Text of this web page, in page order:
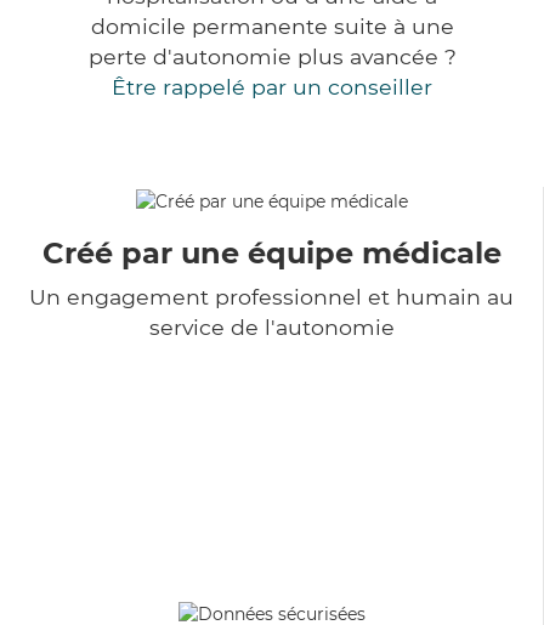
domicile permanente suite à une
perte d'autonomie plus avancée ?
Être rappelé par un conseiller
Créé par une équipe médicale
Un engagement professionnel et humain au
service de l'autonomie